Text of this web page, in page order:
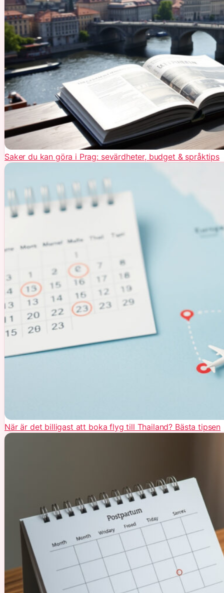
Saker du kan göra i Prag: sevärdheter, budget & språktips
När är det billigast att boka flyg till Thailand? Bästa tipsen